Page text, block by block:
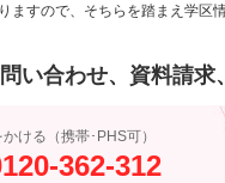
ますので、そちらを踏まえ学区
い合わせ、資料請求
ける（携帯･PHS可）
362-312